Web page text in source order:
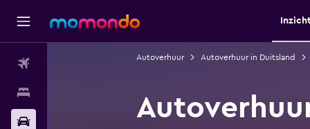
Autoverhuur Autoverhuur in Duitsland